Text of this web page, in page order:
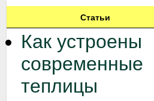
Статьи
Как устроены
современные
теплицы